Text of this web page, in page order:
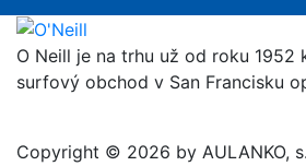
O Neill je na trhu už od roku
surfový obchod v San Francisku
Copyright © 2026 by AULANKO,